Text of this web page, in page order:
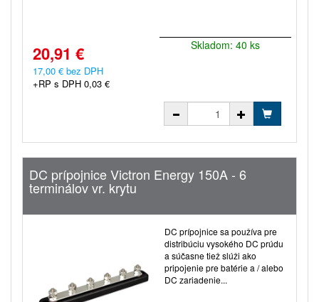
20,91 €
17,00 € bez DPH
+RP s DPH 0,03 €
Skladom: 40 ks
DC prípojnice Victron Energy 150A - 6
terminálov vr. krytu
DC prípojnice sa používa pre
distribúciu vysokého DC prúdu
a súčasne tiež slúži ako
pripojenie pre batérie a / alebo
DC zariadenie...